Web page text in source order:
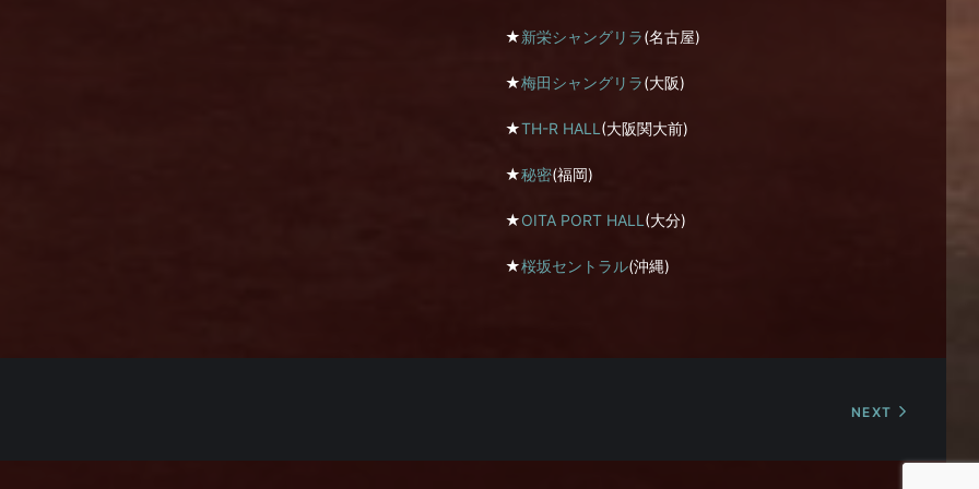
★新栄シャングリラ(名古屋)
★梅田シャングリラ(大阪)
★TH-R HALL (大阪関大前)
★秘密(福岡)
★OITA PORT HALL (大分)
★桜坂セントラル(沖縄)
NEXT